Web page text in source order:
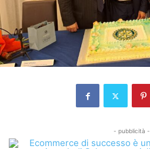
- pubblicità -